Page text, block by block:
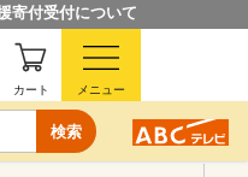
寄付受付について
検索
カート メニュー